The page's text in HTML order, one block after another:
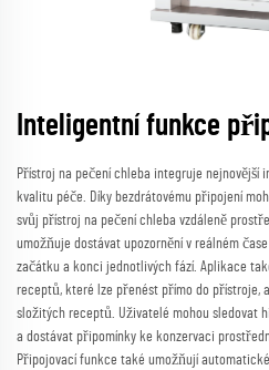
Inteligentní funkce
Přístroj na pečení chleba integruje nejnovější
kvalitu péče. Díky bezdrátovému připojení
svůj přístroj na pečení chleba vzdáleně
umožňuje dostávat upozornění v reálném
začátku a konci jednotlivých fází. Aplikace
receptů, které lze přenést přímo do přístroje,
složitých receptů. Uživatelé mohou sledovat
a dostávat připomínky ke konzervaci
Připojovací funkce také umožňují